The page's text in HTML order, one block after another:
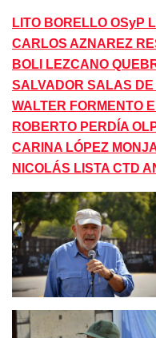
LITO BORELLO OSyP
CARLOS AZNAREZ
BOLI LEZCANO
SALVADOR SALAS
WALTER FORMENTO
ROBERTO PERDÍA
CARINA LÓPEZ
NICOLÁS LISTA CTD